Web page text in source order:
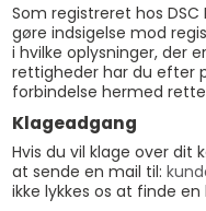
Som registreret hos
gøre indsigelse mod
i hvilke oplysninger, der
rettigheder har du efter
forbindelse hermed
Klageadgang
Hvis du vil klage over dit
at sende en mail til:
ikke lykkes os at finde